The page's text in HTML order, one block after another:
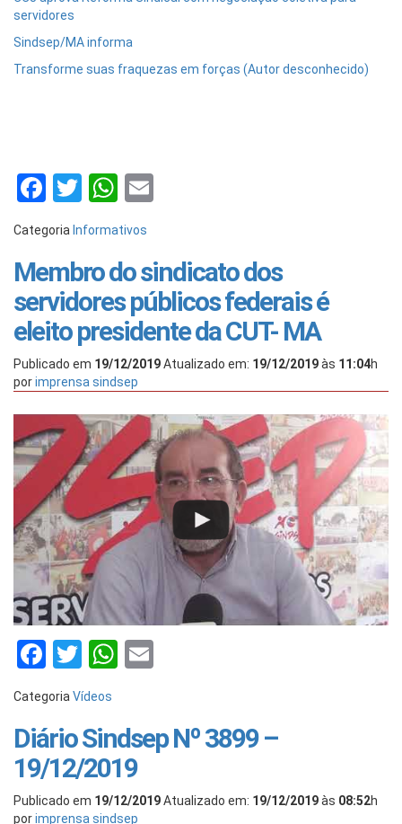
servidores
Sindsep/MA informa
Transforme suas fraquezas em forças (Autor desconhecido)
Facebook
TwitterWhatsApp
Categoria Informativos
Membro do sindicato dos
servidores públicos federais é
eleito presidente da CUT- MA
Publicado em 19/12/2019Atualizado em: 19/12/2019às 11:04h
porimprensa sindsep
Facebook
TwitterWhatsApp
Categoria Vídeos
Diário Sindsep Nº 3899 –
19/12/2019
Publicado em 19/12/2019Atualizado em: 19/12/2019às 08:52h
porimprensa sindsep